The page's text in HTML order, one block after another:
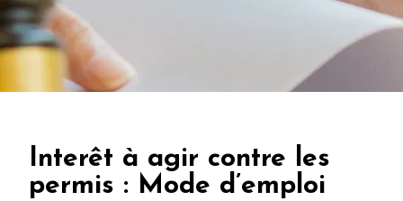
Interêt à agir contre les
permis : Mode d’emploi